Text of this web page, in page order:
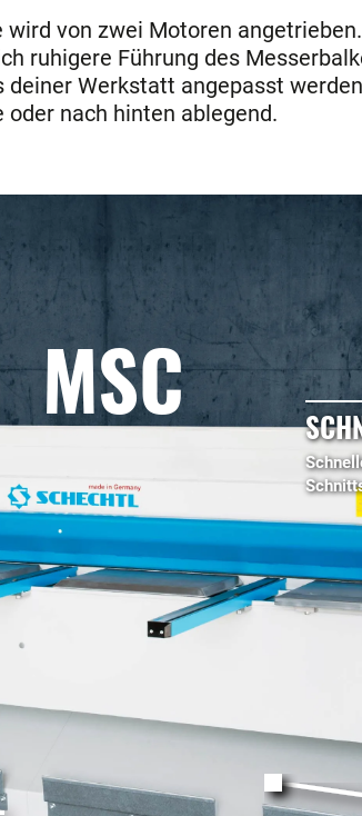
von zwei Motoren
ruhigere Führung des
Werkstatt angepasst
oder nach hinten ablegend.
MSC